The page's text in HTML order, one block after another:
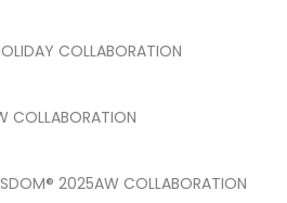
COLLABORATION
COLLABORATION
2025AW COLLABORATION